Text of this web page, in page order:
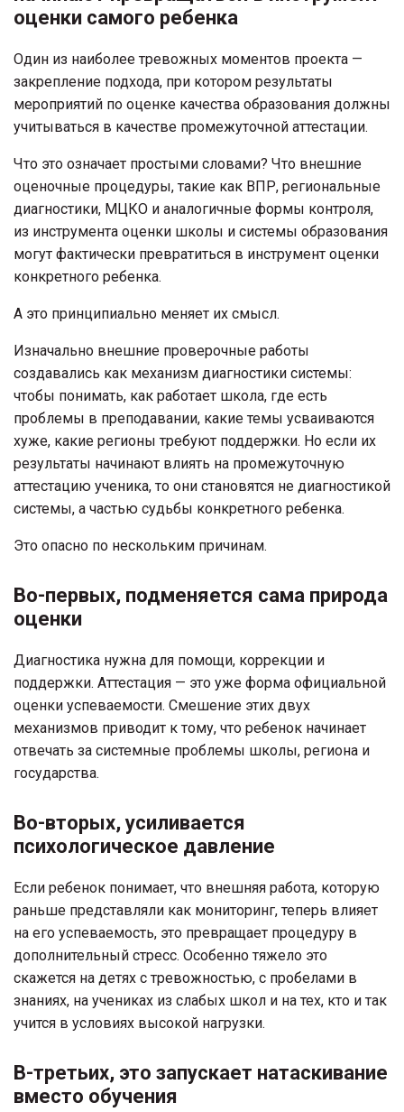
оценки самого ребенка
Один из наиболее тревожных моментов проекта —
закрепление подхода, при котором результаты
мероприятий по оценке качества образования должны
учитываться в качестве промежуточной аттестации.
Что это означает простыми словами? Что внешние
оценочные процедуры, такие как ВПР, региональные
диагностики, МЦКО и аналогичные формы контроля,
из инструмента оценки школы и системы образования
могут фактически превратиться в инструмент оценки
конкретного ребенка.
А это принципиально меняет их смысл.
Изначально внешние проверочные работы
создавались как механизм диагностики системы:
чтобы понимать, как работает школа, где есть
проблемы в преподавании, какие темы усваиваются
хуже, какие регионы требуют поддержки. Но если их
результаты начинают влиять на промежуточную
аттестацию ученика, то они становятся не диагностикой
системы, а частью судьбы конкретного ребенка.
Это опасно по нескольким причинам.
Во-первых, подменяется сама природа
оценки
Диагностика нужна для помощи, коррекции и
поддержки. Аттестация — это уже форма официальной
оценки успеваемости. Смешение этих двух
механизмов приводит к тому, что ребенок начинает
отвечать за системные проблемы школы, региона и
государства.
Во-вторых, усиливается
психологическое давление
Если ребенок понимает, что внешняя работа, которую
раньше представляли как мониторинг, теперь влияет
на его успеваемость, это превращает процедуру в
дополнительный стресс. Особенно тяжело это
скажется на детях с тревожностью, с пробелами в
знаниях, на учениках из слабых школ и на тех, кто и так
учится в условиях высокой нагрузки.
В-третьих, это запускает натаскивание
вместо обучения